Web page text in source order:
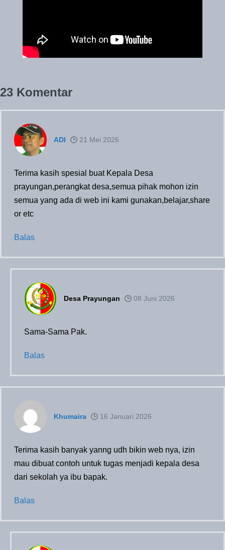
23 Komentar
ADI 21 Mei 2026
Terima kasih spesial buat Kepala Desa
prayungan,perangkat desa,semua pihak mohon izin
semua yang ada di web ini kami gunakan,belajar,share
or etc
Balas
Desa Prayungan 08 Juni 2026
Sama-Sama Pak.
Balas
Khumaira 16 Januari 2026
Terima kasih banyak yanng udh bikin web nya, izin
mau dibuat contoh untuk tugas menjadi kepala desa
dari sekolah ya ibu bapak.
Balas